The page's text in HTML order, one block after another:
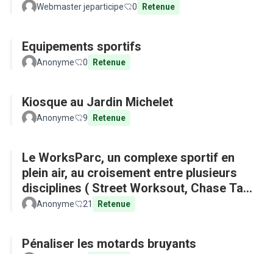
Webmaster jeparticipe 0 Retenue
Equipements sportifs
Anonyme 0 Retenue
Kiosque au Jardin Michelet
Anonyme 9 Retenue
Le WorksParc, un complexe sportif en
plein air, au croisement entre plusieurs
disciplines ( Street Worksout, Chase Tag,
Parkour)
Anonyme 21 Retenue
Pénaliser les motards bruyants